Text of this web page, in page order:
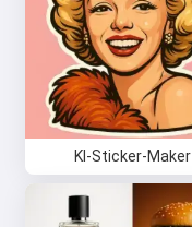
KI-Sticker-Maker